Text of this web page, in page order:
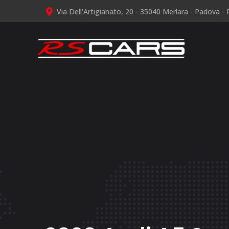
Via Dell'Artigianato, 20 - 35040 Merlara - Padova -